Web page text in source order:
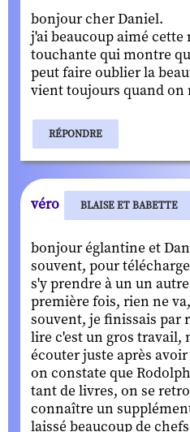
bonjour cher Daniel.
j'ai beaucoup aimé cette
touchante qui montre
peut faire oublier la
vient toujours quand on
RÉPONDRE
véro BLAISE ET BABETTE
bonjour églantine et
souvent, pour
s'y prendre à un un
première fois, rien ne
souvent, je finissais par
lire c'est un gros travail,
écouter juste après
on constate que
tant de livres, on se
connaître un
laissé beaucoup de